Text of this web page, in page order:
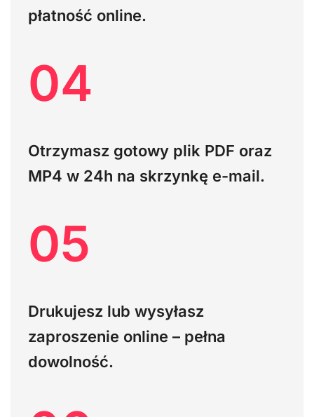
płatność online.
04
Otrzymasz gotowy plik PDF oraz
MP4 w 24h na skrzynkę e-mail.
05
Drukujesz lub wysyłasz
zaproszenie online – pełna
dowolność.